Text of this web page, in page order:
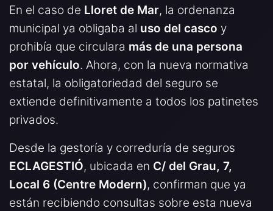
En el caso de Lloret de Mar, la ordenanza
municipal ya obligaba al uso del casco y
prohibía que circulara más de una persona
por vehículo. Ahora, con la nueva normativa
estatal, la obligatoriedad del seguro se
extiende definitivamente a todos los patinetes
privados.
Desde la gestoría y correduría de seguros
ECLAGESTIÓ, ubicada en C/ del Grau, 7,
Local 6 (Centre Modern), confirman que ya
están recibiendo consultas sobre esta nueva